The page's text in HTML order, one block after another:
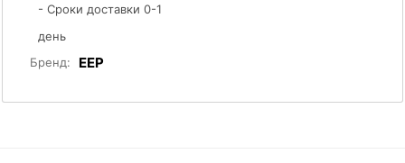
- Сроки доставки 0-1
день
Бренд:
EEP